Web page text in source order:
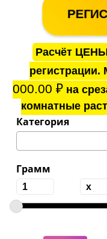
Расчёт
регистрации.
000.00₽ на
комнатные
Категория
Грамм